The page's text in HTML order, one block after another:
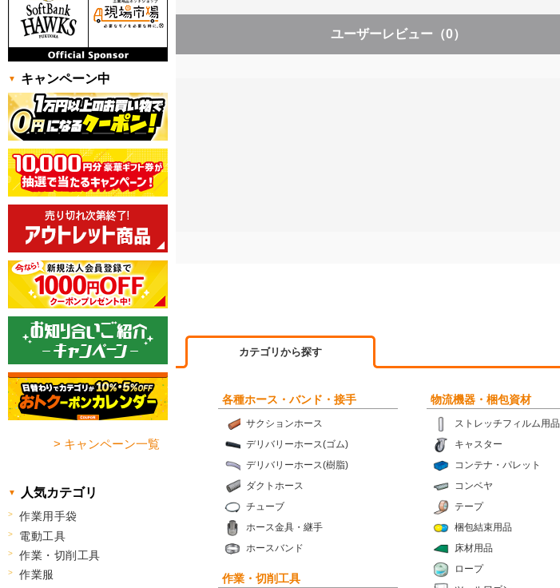
ユーザーレビュー （0）
カテゴリから探す
各種ホース・バンド・接手
サクションホース
デリバリーホース(ゴム)
デリバリーホース(樹脂)
ダクトホース
チューブ
ホース金具・継手
ホースバンド
物流機器・梱包資材
ストレッチフィルム用品
キャスター
コンテナ・パレット
コンベヤ
テープ
梱包結束用品
床材用品
ロープ
作業・切削工具
キャンペーン中
> キャンペーン一覧
人気カテゴリ
作業用手袋
電動工具
作業・切削工具
作業服